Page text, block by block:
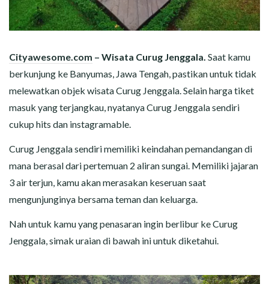
Cityawesome.com – Wisata Curug Jenggala. Saat kamu
berkunjung ke Banyumas, Jawa Tengah, pastikan untuk tidak
melewatkan objek wisata Curug Jenggala. Selain harga tiket
masuk yang terjangkau, nyatanya Curug Jenggala sendiri
cukup hits dan instagramable.
Curug Jenggala sendiri memiliki keindahan pemandangan di
mana berasal dari pertemuan 2 aliran sungai. Memiliki jajaran
3 air terjun, kamu akan merasakan keseruan saat
mengunjunginya bersama teman dan keluarga.
Nah untuk kamu yang penasaran ingin berlibur ke Curug
Jenggala, simak uraian di bawah ini untuk diketahui.